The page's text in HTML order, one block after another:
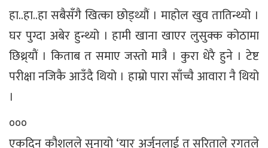
हा..हा..हा सबैसँगै खित्का छोड्थ्यौं । माहोल खुव तातिन्थ्यो ।
घर पुग्दा अबेर हुन्थ्यो । हामी खाना खाएर लुसुक्क कोठामा
छिथ्र्याैं । किताब त समाए जस्तो मात्रै । कुरा धेरै हुने । टेष्ट
परीक्षा नजिकै आउँदै थियो । हाम्रो पारा साँच्चै आवारा नै थियो
।
०००
एकदिन कौशलले सुनायो ‘यार अर्जुनलाई त सरिताले रगतले